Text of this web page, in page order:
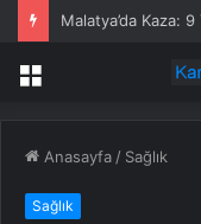
Malatya’da Kaza: 9
Menü
Anasayfa / Sağlık
Sağlık